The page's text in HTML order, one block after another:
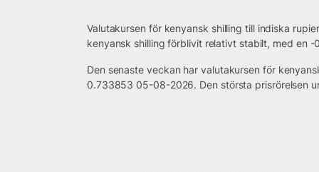
Valutakursen för kenyansk shilling till indiska
kenyansk shilling förblivit relativt stabilt, med en
Den senaste veckan har valutakursen för
0.733853 05-08-2026. Den största prisrörelsen